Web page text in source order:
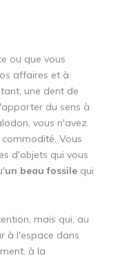
ou que vous
affaires et à
une dent de
du sens à
vous n'avez
Vous
d'objets qui vous
un beau fossile qui
mais qui, au
à l'espace dans
à la